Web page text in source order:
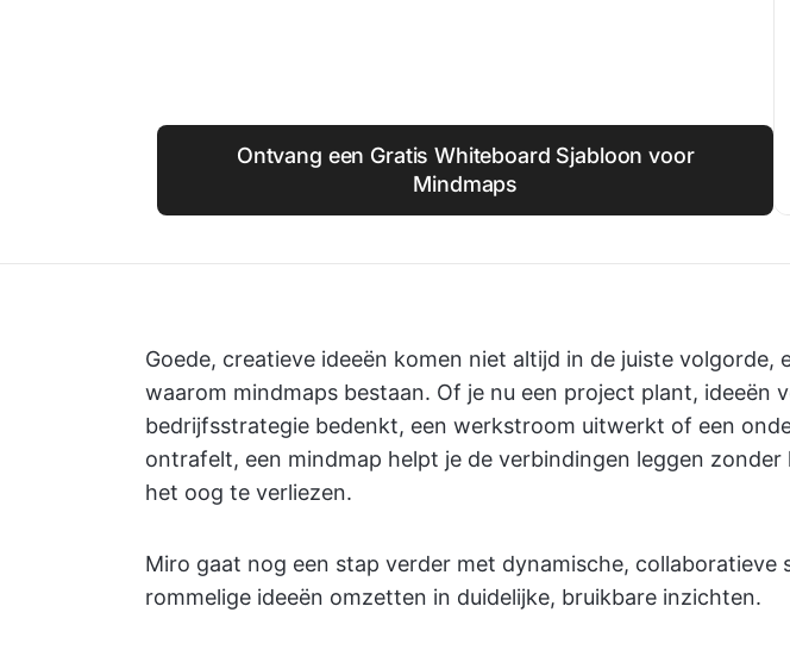
Ontvang een Gratis Whiteboard Sjabloon voor
Mindmaps
Goede, creatieve ideeën komen niet altijd in de juiste volgorde,
waarom mindmaps bestaan. Of je nu een project plant, ideeën
bedrijfsstrategie bedenkt, een werkstroom uitwerkt of een
ontrafelt, een mindmap helpt je de verbindingen leggen
het oog te verliezen.
Miro gaat nog een stap verder met dynamische, collaboratieve
rommelige ideeën omzetten in duidelijke, bruikbare inzichten.